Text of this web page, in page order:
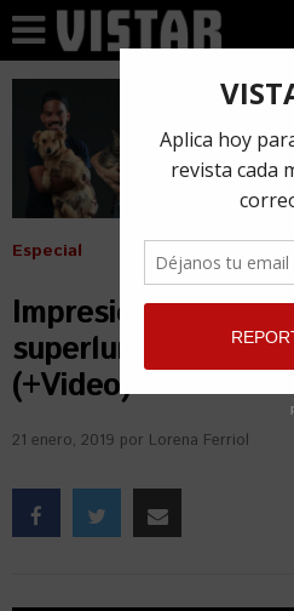
Especial
Impresionante la
superluna de sangre
(+Video)
21 enero, 2019 por Lorena Ferriol